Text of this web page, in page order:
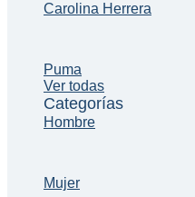
Carolina Herrera
Puma
Ver todas
Categorías
Hombre
Mujer